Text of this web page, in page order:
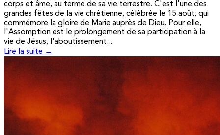
corps et âme, au terme de sa vie terrestre. C'est l'une des
grandes fêtes de la vie chrétienne, célébrée le 15 août, qui
commémore la gloire de Marie auprès de Dieu. Pour elle,
l'Assomption est le prolongement de sa participation à la
vie de Jésus, l'aboutissement...
Lire la suite →